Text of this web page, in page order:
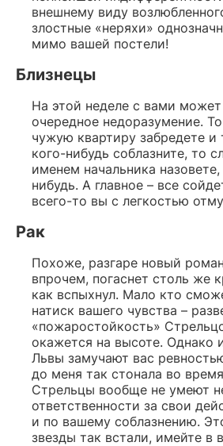
внешнему виду
злостные «неряхи»
мимо вашей постели!
Близнецы
На этой неделе с вами может
очередное недоразумение.
чужую квартиру забредете и
кого-нибудь соблазните, то
именем начальника
нибудь. А главное – все
всего-то вы с легкостью
Рак
Похоже, разгаре новый
впрочем, погаснет столь же
как вспыхнул. Мало кто
натиск вашего чувства –
«пожаростойкость»
окажется на высоте. Однако
Львы замучают вас
до меня так стонала во
Стрельцы вообще не умеют
ответственности за свои
и по вашему соблазнению.
звезды так встали, имейте в